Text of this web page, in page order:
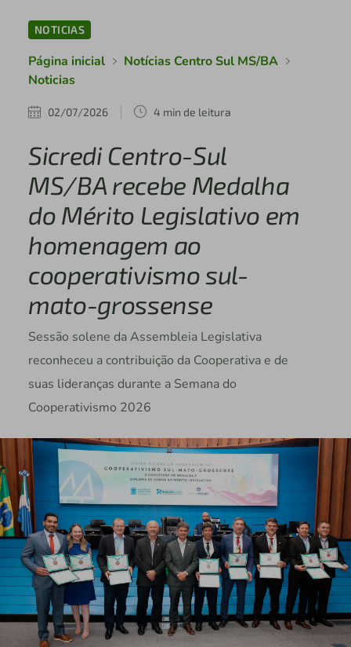
NOTICIAS
Página inicial
Notícias Centro Sul MS/BA
Noticias
02/07/2026 4 min de leitura
Sicredi Centro-Sul
MS/BA recebe Medalha
do Mérito Legislativo em
homenagem ao
cooperativismo sul-
mato-grossense
Sessão solene da Assembleia Legislativa
reconheceu a contribuição da Cooperativa e de
suas lideranças durante a Semana do
Cooperativismo 2026